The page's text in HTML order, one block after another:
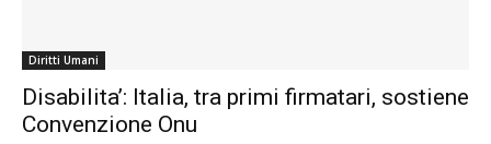
Diritti Umani
Disabilita’: Italia, tra primi firmatari, sostiene
Convenzione Onu